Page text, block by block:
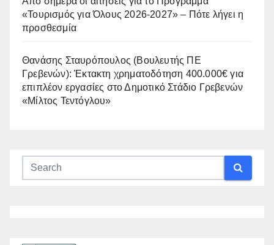
«Τουρισμός για Όλους 2026-2027» – Πότε λήγει η
προσθεσμία
Θανάσης Σταυρόπουλος (Βουλευτής ΠΕ
Γρεβενών): Έκτακτη χρηματοδότηση 400.000€ για
επιπλέον εργασίες στο Δημοτικό Στάδιο Γρεβενών
«Μίλτος Τεντόγλου»